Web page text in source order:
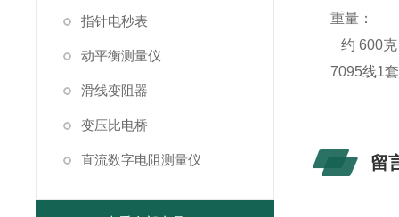
指针电秒表
动平衡测量仪
滑线变阻器
变压比电桥
直流数字电阻测量仪
重量：
约 600
7095线1
留